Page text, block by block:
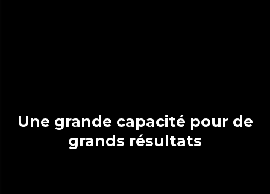
Une grande capacité pour de
grands résultats